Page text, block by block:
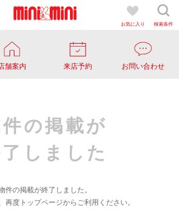
お気に入り 検索条件
舗案内 来店予約 お問い合わせ
の掲載が
しました
件の掲載が終了しました。
再度トップページからご利用ください。